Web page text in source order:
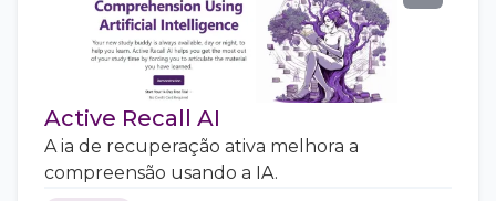
Active Recall AI
A ia de recuperação ativa melhora a
compreensão usando a IA.